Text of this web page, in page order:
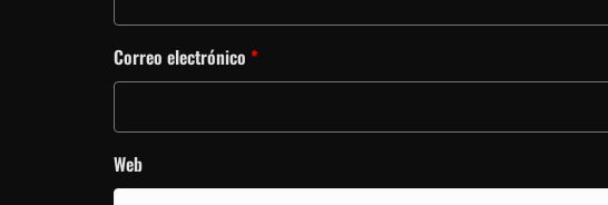
Correo electrónico *
Web